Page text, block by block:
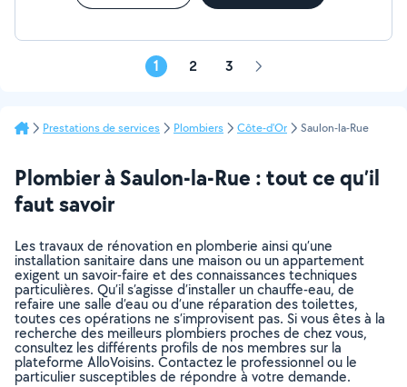
1 2 3 Page
Prestations de services Plombiers Côte-d'Or Saulon-la-Rue
Plombier à Saulon-la-Rue : tout ce qu’il
faut savoir
Les travaux de rénovation en plomberie ainsi qu’une
installation sanitaire dans une maison ou un appartement
exigent un savoir-faire et des connaissances techniques
particulières. Qu’il s’agisse d’installer un chauffe-eau, de
refaire une salle d’eau ou d’une réparation des toilettes,
toutes ces opérations ne s’improvisent pas. Si vous êtes à la
recherche des meilleurs plombiers proches de chez vous,
consultez les différents profils de nos membres sur la
plateforme AlloVoisins. Contactez le professionnel ou le
particulier susceptibles de répondre à votre demande.